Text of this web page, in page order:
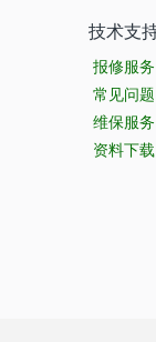
技术支
报修服务
常见问题
维保服务
资料下载